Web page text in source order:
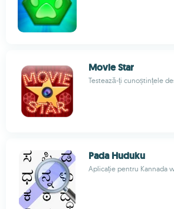
Movie Star
Testează-ți cunoștințele
Pada Huduku
Aplicație pentru Kannada